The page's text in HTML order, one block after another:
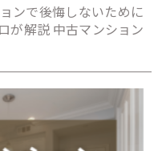
ンで後悔しないために
が解説 中古マンション